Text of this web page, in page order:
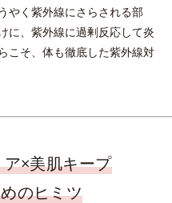
やく紫外線にさらされる部
に、紫外線に過剰反応して炎
こそ、体も徹底した紫外線対
×美肌キープ
のヒミツ